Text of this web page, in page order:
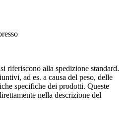
riferiscono alla spedizione standard.
ad es. a causa del peso, delle
specifiche dei prodotti. Queste
nella descrizione del